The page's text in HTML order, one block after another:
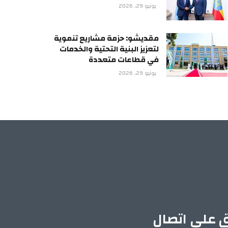
يونيو 29, 2026
مقديشو: حزمة مشاريع تنموية
لتعزيز البنية التحتية والخدمات
في قطاعات متعددة
يونيو 29, 2026
على اتصال